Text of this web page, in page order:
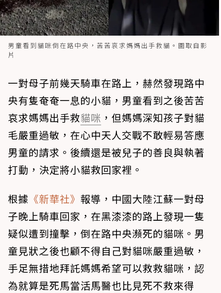
男童看到貓咪倒在路中央，苦苦哀求媽媽出手救貓。圖取自影
片
一對母子前幾天騎車在路上，赫然發現路中
央有隻奄奄一息的小貓，男童看到之後苦苦
哀求媽媽出手救貓咪 ，但媽媽深知孩子對貓
毛嚴重過敏，在心中天人交戰不敢輕易答應
男童的請求。後續還是被兒子的善良與執著
打動，決定將小貓救回家裡。
根據 《新華社》 報導，中國大陸江蘇一對母
子晚上騎車回家，在黑漆漆的路上發現一隻
疑似遭到撞擊，倒在路中央瀕死的貓咪。男
童見狀之後也顧不得自己對貓咪嚴重過敏，
手足無措地拜託媽媽希望可以救救貓咪，認
為就算是死馬當活馬醫也比見死不救來得